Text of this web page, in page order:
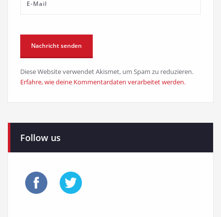
Diese Website verwendet Akismet, um Spam zu reduzieren.
Erfahre, wie deine Kommentardaten verarbeitet werden.
Follow us